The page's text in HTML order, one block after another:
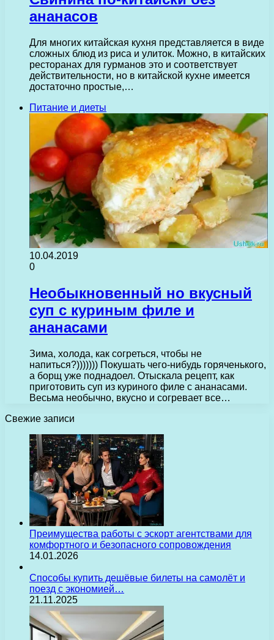
ананасов
Для многих китайская кухня представляется в виде
сложных блюд из риса и улиток. Можно, в китайских
ресторанах для гурманов это и соответствует
действительности, но в китайской кухне имеется
достаточно простые,…
Питание и диеты
10.04.2019
0
Необыкновенный но вкусный
суп с куриным филе и
ананасами
Зима, холода, как согреться, чтобы не
напиться?))))))) Покушать чего-нибудь горяченького,
а борщ уже поднадоел. Отыскала рецепт, как
приготовить суп из куриного филе с ананасами.
Весьма необычно, вкусно и согревает все…
Свежие записи
Преимущества работы с эскорт агентствами для
комфортного и безопасного сопровождения
14.01.2026
Способы купить дешёвые билеты на самолёт и
поезд с экономией…
21.11.2025